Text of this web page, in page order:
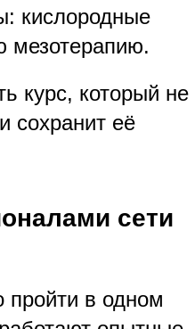
кислородные
мезотерапию.
курс, который не
сохранит её
сети
в одном